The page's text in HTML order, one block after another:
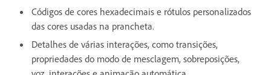
Códigos de cores hexadecimais e rótulos personalizados
das cores usadas na prancheta.
Detalhes de várias interações, como transições,
propriedades do modo de mesclagem, sobreposições,